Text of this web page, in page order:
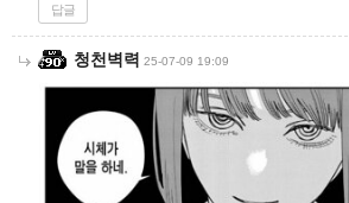
답글
청천벽력 25-07-09 19:09